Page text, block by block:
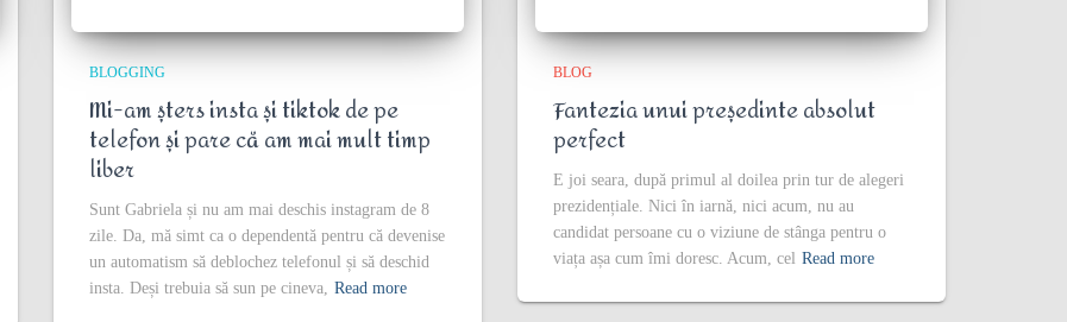
BLOGGING
Mi-am șters insta și tiktok de pe
telefon și pare că am mai mult timp
liber
Sunt Gabriela și nu am mai deschis instagram de 8
zile. Da, mă simt ca o dependentă pentru că devenise
un automatism să deblochez telefonul și să deschid
insta. Deși trebuia să sun pe cineva, Read more
BLOG
Fantezia unui președinte absolut
perfect
E joi seara, după primul al doilea prin tur de alegeri
prezidențiale. Nici în iarnă, nici acum, nu au
candidat persoane cu o viziune de stânga pentru o
viața așa cum îmi doresc. Acum, cel Read more